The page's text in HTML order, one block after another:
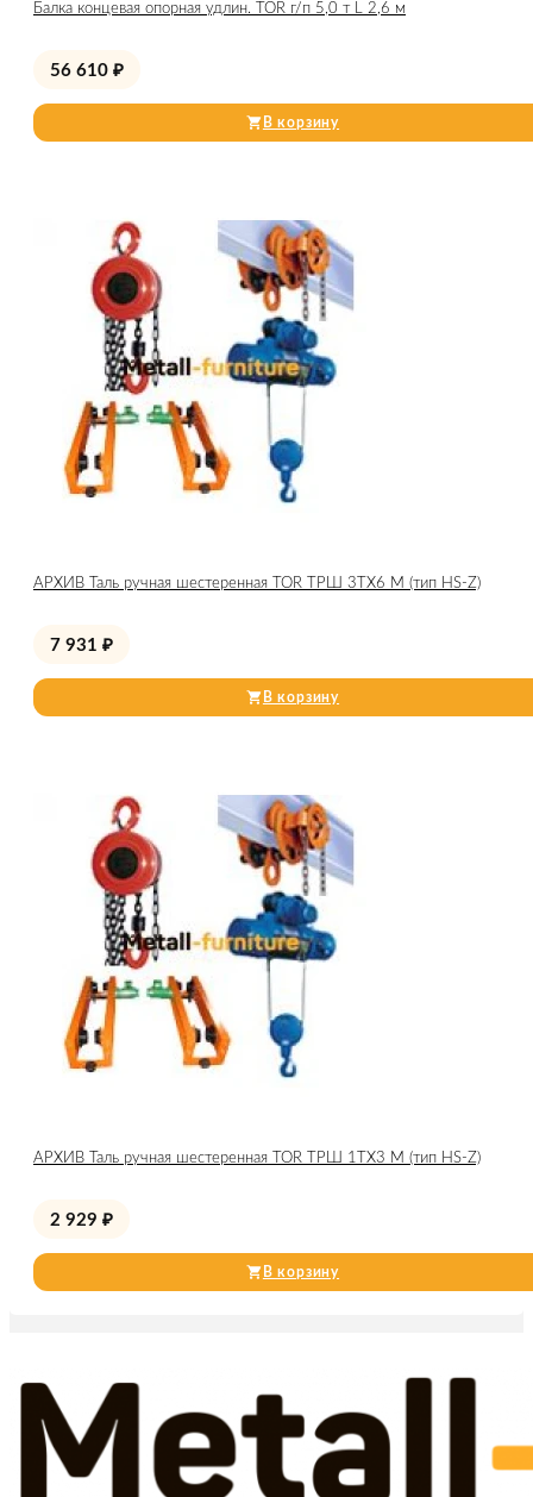
Балка концевая опорная удлин. TOR г/п 5,0 т L 2,6 м
56 610 ₽
В корзину
АРХИВ Таль ручная шестеренная TOR ТРШ 3ТХ6 М (тип HS-Z)
7 931 ₽
В корзину
АРХИВ Таль ручная шестеренная TOR ТРШ 1ТХ3 М (тип HS-Z)
2 929 ₽
В корзину